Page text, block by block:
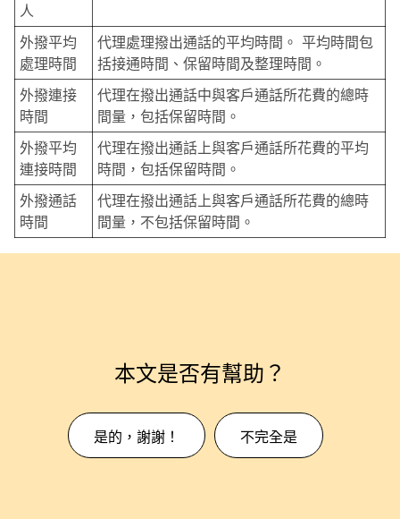
人
外撥平均
處理時間
代理處理撥出通話的平均時間。 平均時間包
括接通時間、保留時間及整理時間。
外撥連接
時間
代理在撥出通話中與客戶通話所花費的總時
間量，包括保留時間。
外撥平均
連接時間
代理在撥出通話上與客戶通話所花費的平均
時間，包括保留時間。
外撥通話
時間
代理在撥出通話上與客戶通話所花費的總時
間量，不包括保留時間。
本文是否有幫助？
是的，謝謝！ 不完全是